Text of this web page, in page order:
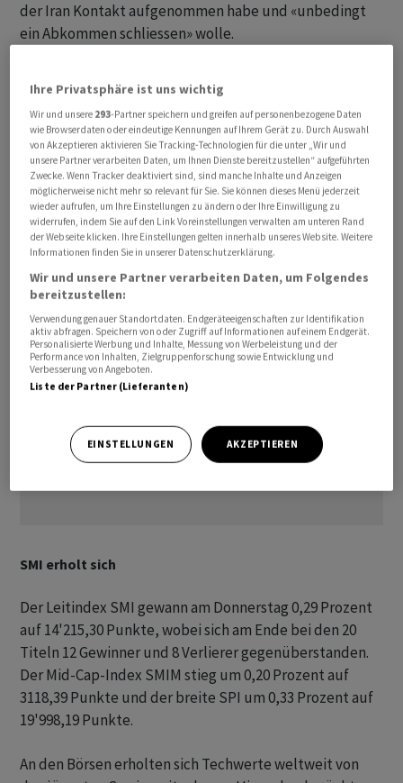
der Iran Kontakt aufgenommen habe und «unbedingt
ein Abkommen schliessen» wolle.
Widersprüchen geprägt. «Einerseits sorgt die
angespannte Lage für Unsicherheit, andererseits gibt es
nach wie vor Hoffnung auf eine diplomatische Lösung»,
sagte ein Marktexperte. Letzteres schien auch an den
Ölmarkten beruhigend zu wirken. Der Preis für ein Fass
der Nordseesorte Brent fiel zurück auf das Niveau von
76 US-Dollar, nachdem er zeitweise in Richtung der 78-
Dollar-Schwelle vorgerückt war.
SMI erholt sich
Der Leitindex SMI gewann am Donnerstag 0,29 Prozent
auf 14'215,30 Punkte, wobei sich am Ende bei den 20
Titeln 12 Gewinner und 8 Verlierer gegenüberstanden.
Der Mid-Cap-Index SMIM stieg um 0,20 Prozent auf
3118,39 Punkte und der breite SPI um 0,33 Prozent auf
19'998,19 Punkte.
An den Börsen erholten sich Techwerte weltweit von
Ihre Privatsphäre ist uns wichtig
Wir und unsere 293-Partner speichern und greifen auf personenbezogene Daten
wie Browserdaten oder eindeutige Kennungen auf Ihrem Gerät zu. Durch Auswahl
von Akzeptieren aktivieren Sie Tracking-Technologien für die unter „Wir und
unsere Partner verarbeiten Daten, um Ihnen Dienste bereitzustellen“ aufgeführten
Zwecke. Wenn Tracker deaktiviert sind, sind manche Inhalte und Anzeigen
möglicherweise nicht mehr so relevant für Sie. Sie können dieses Menü jederzeit
wieder aufrufen, um Ihre Einstellungen zu ändern oder Ihre Einwilligung zu
widerrufen, indem Sie auf den Link Voreinstellungen verwalten am unteren Rand
der Webseite klicken. Ihre Einstellungen gelten innerhalb unseres Website. Weitere
Informationen finden Sie in unserer Datenschutzerklärung.
Wir und unsere Partner verarbeiten Daten, um Folgendes
bereitzustellen:
Verwendung genauer Standortdaten. Endgeräteeigenschaften zur Identifikation
aktiv abfragen. Speichern von oder Zugriff auf Informationen auf einem Endgerät.
Personalisierte Werbung und Inhalte, Messung von Werbeleistung und der
Performance von Inhalten, Zielgruppenforschung sowie Entwicklung und
Verbesserung von Angeboten.
Liste der Partner (Lieferanten)
EINSTELLUNGEN AKZEPTIEREN